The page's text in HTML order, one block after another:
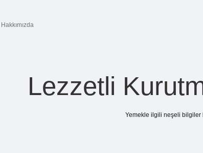
Hakkımızda
Lezzetli
Yemekle ilgili neşeli bilgiler